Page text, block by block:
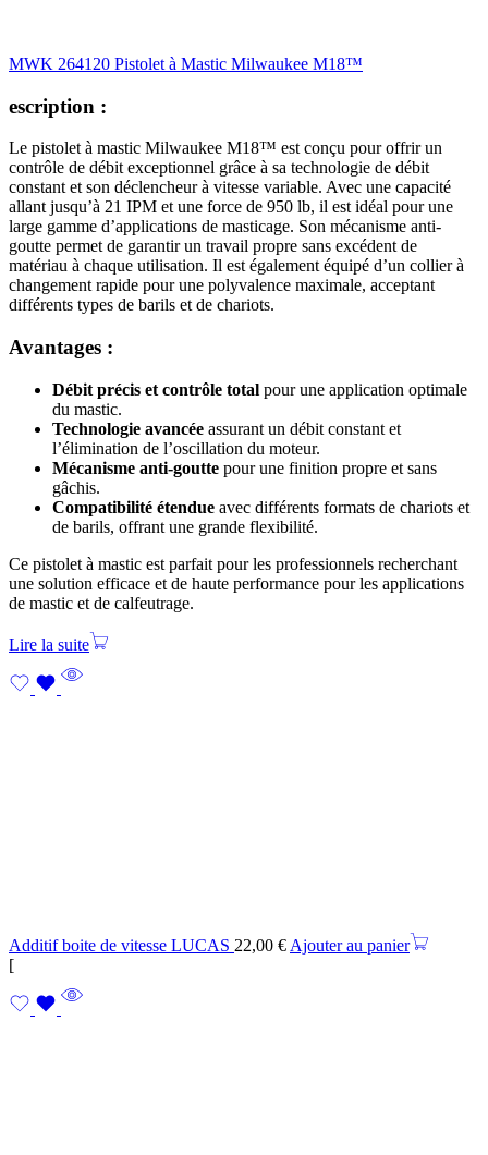
MWK 264120 Pistolet à Mastic Milwaukee M18™
escription :
Le pistolet à mastic Milwaukee M18™ est conçu pour offrir un
contrôle de débit exceptionnel grâce à sa technologie de débit
constant et son déclencheur à vitesse variable. Avec une capacité
allant jusqu’à 21 IPM et une force de 950 lb, il est idéal pour une
large gamme d’applications de masticage. Son mécanisme anti-
goutte permet de garantir un travail propre sans excédent de
matériau à chaque utilisation. Il est également équipé d’un collier à
changement rapide pour une polyvalence maximale, acceptant
différents types de barils et de chariots.
Avantages :
Débit précis et contrôle total pour une application optimale
du mastic.
Technologie avancée assurant un débit constant et
l’élimination de l’oscillation du moteur.
Mécanisme anti-goutte pour une finition propre et sans
gâchis.
Compatibilité étendue avec différents formats de chariots et
de barils, offrant une grande flexibilité.
Ce pistolet à mastic est parfait pour les professionnels recherchant
une solution efficace et de haute performance pour les applications
de mastic et de calfeutrage.
Lire la suite
Additif boite de vitesse LUCAS 22,00 € Ajouter au panier
[